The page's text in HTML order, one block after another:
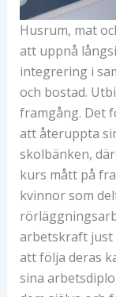
Husrum, mat
att uppnå
integrering i
och bostad.
framgång. Det
att återuppta
skolbänken,
kurs mått på
kvinnor som
arbetskraft just
att följa deras
sina